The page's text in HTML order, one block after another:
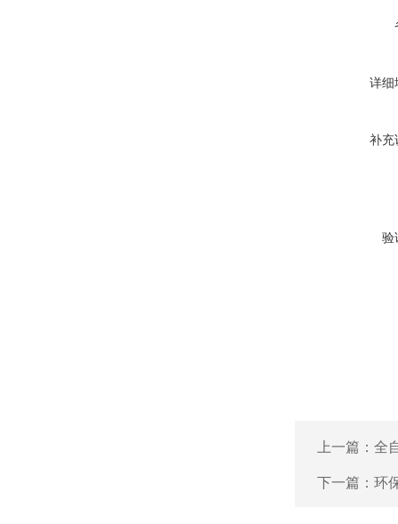
详细
补充
验
上一篇： 全
下一篇： 环